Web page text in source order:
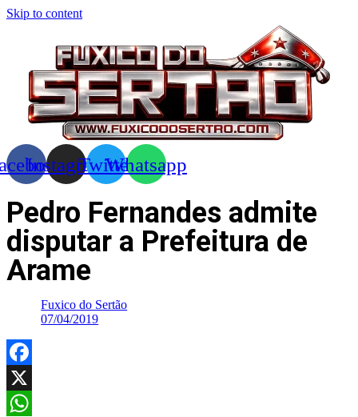
Skip to content
InstagramTwitterWhatsapp
Pedro Fernandes admite
disputar a Prefeitura de
Arame
Fuxico do Sertão
07/04/2019
Facebook
X